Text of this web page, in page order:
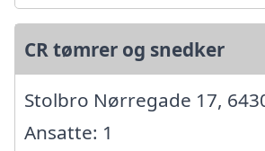
CR tømrer og snedker
Stolbro Nørregade 17,
Ansatte: 1